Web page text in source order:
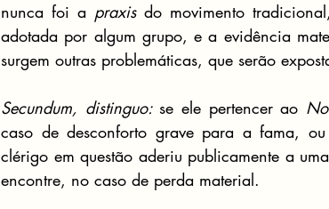
nunca foi a praxis do movimento
adotada por algum grupo, e a evidência
surgem outras problemáticas, que serão
Secundum, distinguo: se ele pertencer ao
caso de desconforto grave para a fama,
clérigo em questão aderiu publicamente a
encontre, no caso de perda material.